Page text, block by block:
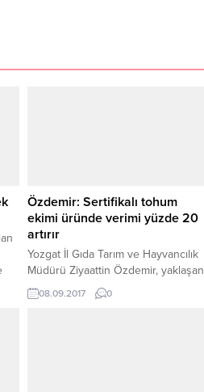
Özdemir: Sertifikalı tohum
ekimi üründe verimi yüzde 20
artırır
Yozgat İl Gıda Tarım ve Hayvancılık
Müdürü Ziyaattin Özdemir, yaklaşan
hububat ekimi öncesi çiftçileri
sertifikalı tohumla ekim yapmaları
08.09.2017 0